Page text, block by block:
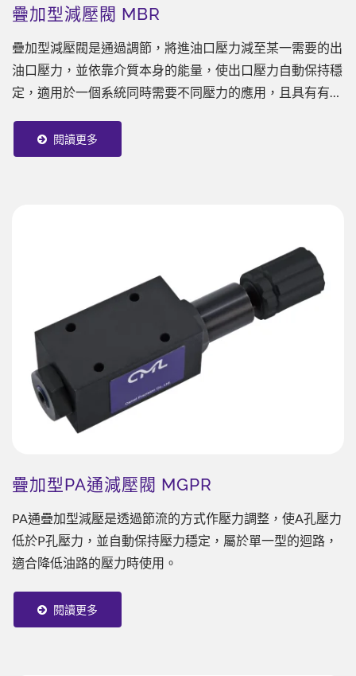
疊加型減壓閥 MBR
疊加型減壓閥是通過調節，將進油口壓力減至某一需要的出
油口壓力，並依靠介質本身的能量，使出口壓力自動保持穩
定，適用於一個系統同時需要不同壓力的應用，且具有有兩
閱讀更多
疊加型PA通減壓閥 MGPR
PA通疊加型減壓是透過節流的方式作壓力調整，使A孔壓力
低於P孔壓力，並自動保持壓力穩定，屬於單一型的迴路，
適合降低油路的壓力時使用。
閱讀更多